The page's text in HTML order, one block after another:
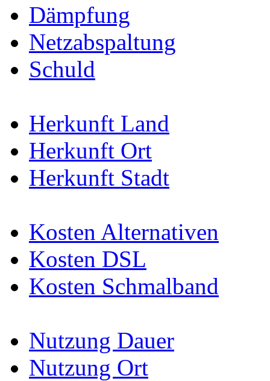
Dämpfung
Netzabspaltung
Schuld
Herkunft Land
Herkunft Ort
Herkunft Stadt
Kosten Alternativen
Kosten DSL
Kosten Schmalband
Nutzung Dauer
Nutzung Ort